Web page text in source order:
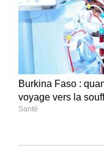
Burkina Faso :
voyage vers la
Santé